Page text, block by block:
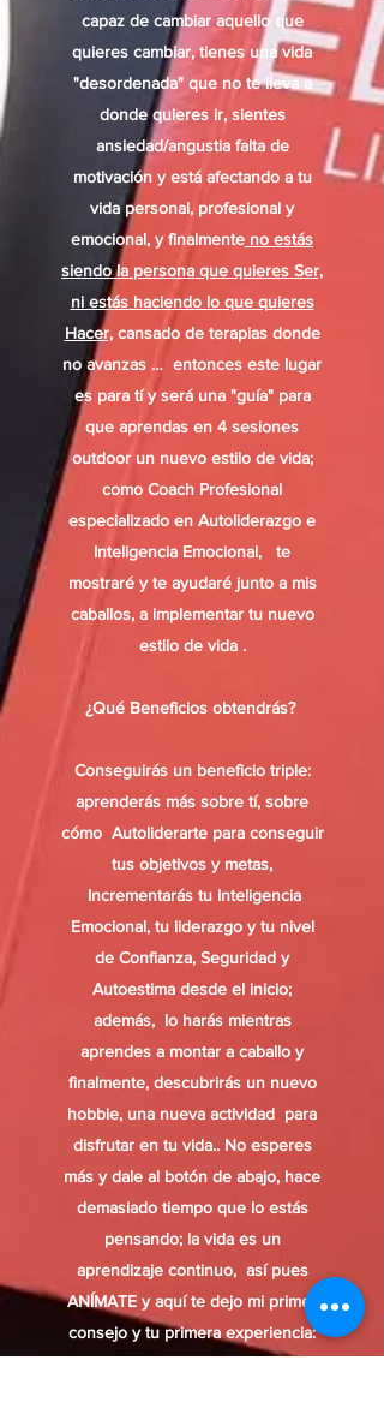
capaz de cambiar aquello que
quieres cambiar, tienes una vida
"desordenada" que no te lleva a
donde quieres ir, sientes
ansiedad/angustia falta de
motivación y está afectando a tu
vida personal, profesional y
emocional, y finalmente no estás
siendo la persona que quieres Ser,
ni estás haciendo lo que quieres
Hacer,cansado de terapias donde
no avanzas … entonces este lugar
es para tí y será una "guía" para
que aprendas en 4 sesiones
outdoor un nuevo estilo de vida;
como Coach Profesional
especializado en Autoliderazgo e
Inteligencia Emocional, te
mostraré y te ayudaré junto a mis
caballos, a implementar tu nuevo
estilo de vida .
¿Qué Beneficios obtendrás?
Conseguirás un beneficio triple:
aprenderás más sobre tí, sobre
cómo Autoliderarte para conseguir
tus objetivos y metas,
Incrementarás tu Inteligencia
Emocional, tu liderazgo y tu nivel
de Confianza, Seguridad y
Autoestima desde el inicio;
además, lo harás mientras
aprendes a montar a caballo y
finalmente, descubrirás un nuevo
hobbie, una nueva actividad para
disfrutar en tu vida.. No esperes
más y dale al botón de abajo, hace
demasiado tiempo que lo estás
pensando; la vida es un
aprendizaje continuo, así pues
ANÍMATE y aquí te dejo mi primer
consejo y tu primera experiencia: